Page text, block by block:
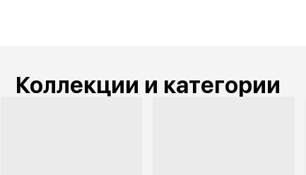
Коллекции и категории